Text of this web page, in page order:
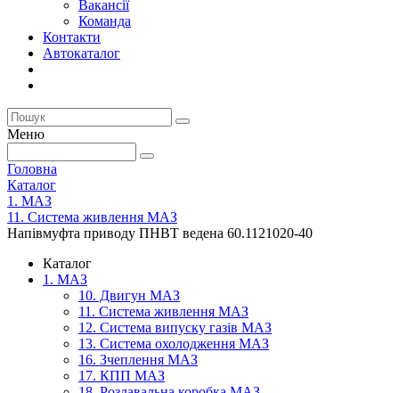
Вакансії
Команда
Контакти
Автокаталог
Меню
Головна
Каталог
1. МАЗ
11. Система живлення МАЗ
Напівмуфта приводу ПНВТ ведена 60.1121020-40
Каталог
1. МАЗ
10. Двигун МАЗ
11. Система живлення МАЗ
12. Система випуску газів МАЗ
13. Система охолодження МАЗ
16. Зчеплення МАЗ
17. КПП МАЗ